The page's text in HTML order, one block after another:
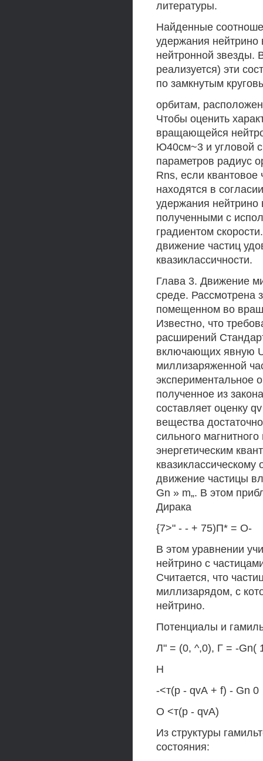
литературы.
Найденные
удержания
нейтронной звезды.
реализуется) эти
по замкнутым
орбитам,
Чтобы оценить
вращающейся
Ю40см~3 и угловой
параметров радиус
Rns, если
находятся в
удержания
полученными с
градиентом
движение частиц
квазиклассичности.
Глава 3. Движение
среде. Рассмотрена
помещенном во
Известно, что
расширений
включающих явную
миллизаряженной
экспериментальное
полученное из
составляет оценку
вещества
сильного
энергетическим
движение частицы
Gn » m„. В этом
Дирака
{7>" - - + 75)П* = О-
В этом уравнении
нейтрино с
Считается, что
миллизарядом, с
нейтрино.
Потенциалы и
Л" = (0, ^,0), Г = -Gn(
Н
-<т(р - qvА + f) - Gn 0
О <т(р - qvА)
Из структуры
состояния: